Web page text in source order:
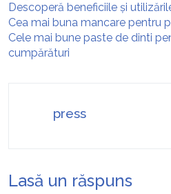
Descoperă beneficiile și
Cea mai buna mancare pentru
Cele mai bune paste de dinti
cumpărături
press
Lasă un răspuns